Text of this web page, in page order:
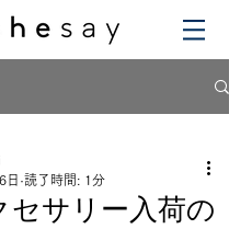
セサリー入荷の
日 読了時間: 1分